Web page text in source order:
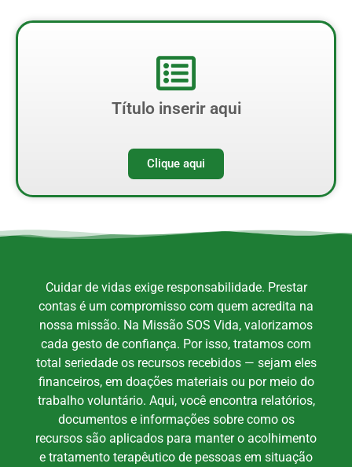
Título inserir aqui
Clique aqui
Cuidar de vidas exige responsabilidade. Prestar
contas é um compromisso com quem acredita na
nossa missão. Na Missão SOS Vida, valorizamos
cada gesto de confiança. Por isso, tratamos com
total seriedade os recursos recebidos — sejam eles
financeiros, em doações materiais ou por meio do
trabalho voluntário. Aqui, você encontra relatórios,
documentos e informações sobre como os
recursos são aplicados para manter o acolhimento
e tratamento terapêutico de pessoas em situação